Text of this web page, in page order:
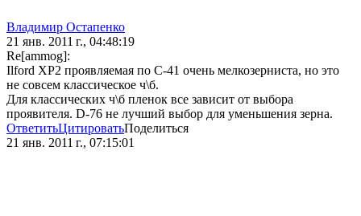
Владимир Остапенко
21 янв. 2011 г., 04:48:19
Re[ammog]:
Ilford XP2 проявляемая по С-41 очень мелкозерниста, но это
не совсем классическое ч\б.
Для классических ч\б пленок все зависит от выбора
проявителя. D-76 не лучший выбор для уменьшения зерна.
ОтветитьЦитироватьПоделиться
21 янв. 2011 г., 07:15:01